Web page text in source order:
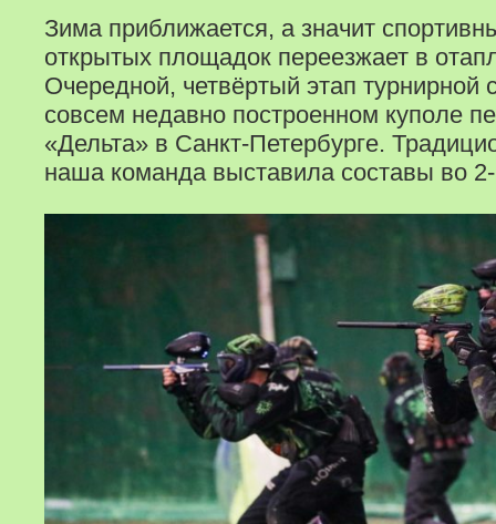
Зима приближается, а значит
открытых площадок переезжает в
Очередной, четвёртый этап турнирной
совсем недавно построенном куполе
«Дельта» в Санкт-Петербурге.
наша команда выставила составы во